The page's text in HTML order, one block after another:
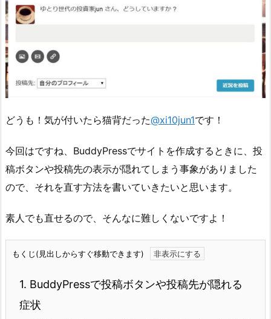
どうも！気が付いたら猫背だった@xi10jun1です！
今回はですね、BuddyPressでサイトを作成するときに、投
稿ボタンや投稿先の表示が隠れてしまう事象がありました
ので、それを直す方法を書いていきたいと思います。
素人でも直せるので、そんなに難しくないですよ！
もくじ(見出しからすぐ移動できます)
1. BuddyPressで投稿ボタンや投稿先が隠れる
症状